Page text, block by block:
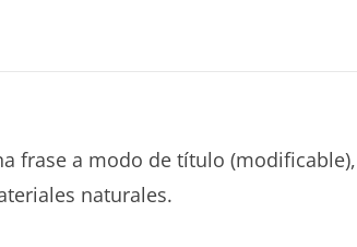
frase a modo de título (modificable),
naturales.